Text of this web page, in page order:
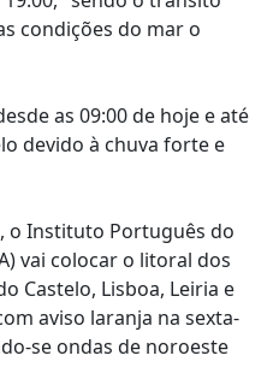
condições do mar o
as 09:00 de hoje e até
devido à chuva forte e
o Instituto Português do
vai colocar o litoral dos
Castelo, Lisboa, Leiria e
aviso laranja na sexta-
se ondas de noroeste